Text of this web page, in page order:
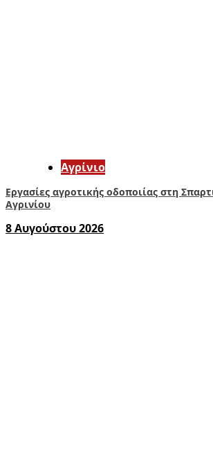
Aγρίνιο
Εργασίες αγροτικής οδοποιίας στη
Αγρινίου
8 Αυγούστου 2026